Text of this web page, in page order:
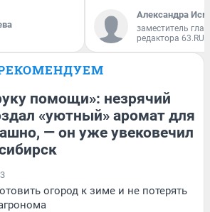
Александра
заместитель
редактора 63.RU
помощи»: незрячий
«уютный» аромат для
— он уже увековечил
огород к зиме и не потерять